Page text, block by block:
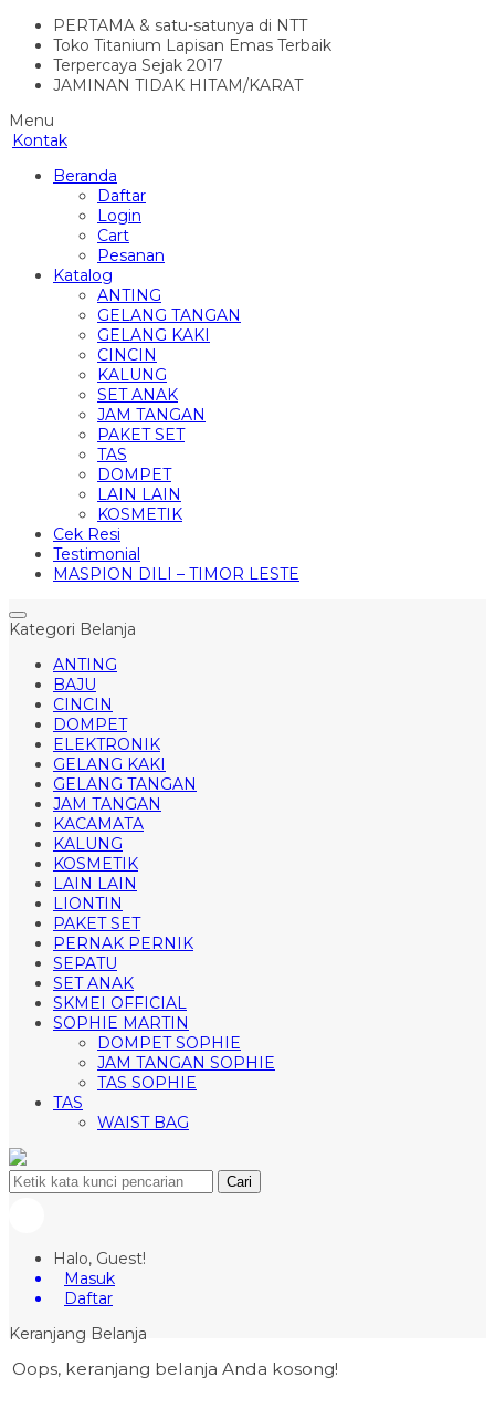
PERTAMA & satu-satunya di NTT
Toko Titanium Lapisan Emas Terbaik
Terpercaya Sejak 2017
JAMINAN TIDAK HITAM/KARAT
Menu
Kontak
Beranda
Daftar
Login
Cart
Pesanan
Katalog
ANTING
GELANG TANGAN
GELANG KAKI
CINCIN
KALUNG
SET ANAK
JAM TANGAN
PAKET SET
TAS
DOMPET
LAIN LAIN
KOSMETIK
Cek Resi
Testimonial
MASPION DILI – TIMOR LESTE
Kategori Belanja
ANTING
BAJU
CINCIN
DOMPET
ELEKTRONIK
GELANG KAKI
GELANG TANGAN
JAM TANGAN
KACAMATA
KALUNG
KOSMETIK
LAIN LAIN
LIONTIN
PAKET SET
PERNAK PERNIK
SEPATU
SET ANAK
SKMEI OFFICIAL
SOPHIE MARTIN
DOMPET SOPHIE
JAM TANGAN SOPHIE
TAS SOPHIE
TAS
WAIST BAG
Cari
Halo, Guest!
Masuk
Daftar
Keranjang Belanja
Oops, keranjang belanja Anda kosong!